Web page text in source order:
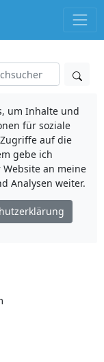
um Inhalte und
für soziale
auf die
gebe ich
an meine
Analysen weiter.